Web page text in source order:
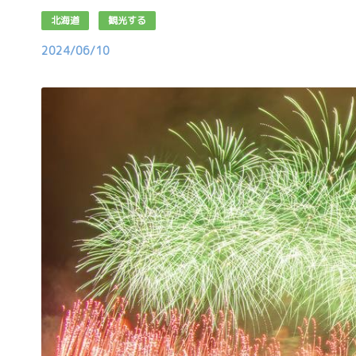
北海道 観光する
2024/06/10